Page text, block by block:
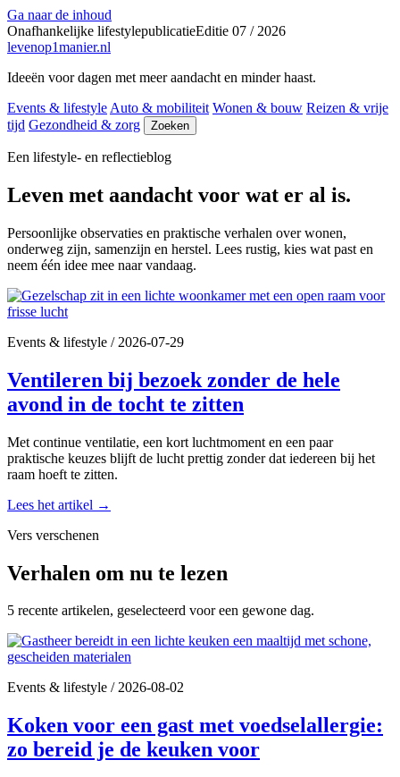
Ga naar de inhoud
Onafhankelijke lifestylepublicatieEditie 07 / 2026
levenop1manier.nl
Ideeën voor dagen met meer aandacht en minder haast.
Events & lifestyle Auto & mobiliteit Wonen & bouw Reizen & vrije
tijd Gezondheid & zorg Zoeken
Een lifestyle- en reflectieblog
Leven met aandacht voor wat er al is.
Persoonlijke observaties en praktische verhalen over wonen,
onderweg zijn, samenzijn en herstel. Lees rustig, kies wat past en
neem één idee mee naar vandaag.
Events & lifestyle /2026-07-29
Ventileren bij bezoek zonder de hele
avond in de tocht te zitten
Met continue ventilatie, een kort luchtmoment en een paar
praktische keuzes blijft de lucht prettig zonder dat iedereen bij het
raam hoeft te zitten.
Lees het artikel →
Vers verschenen
Verhalen om nu te lezen
5 recente artikelen, geselecteerd voor een gewone dag.
Events & lifestyle /2026-08-02
Koken voor een gast met voedselallergie:
zo bereid je de keuken voor